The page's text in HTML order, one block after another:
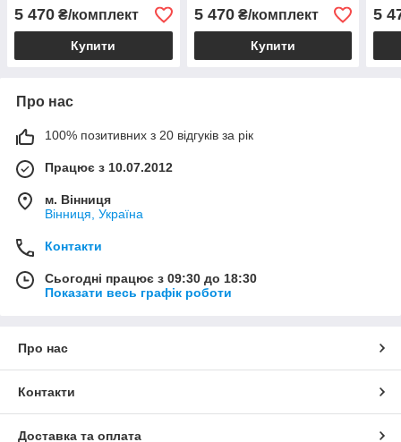
5 470 ₴/комплект
Купити
5 470₴/комплект
Купити
5
Про нас
100% позитивних з 20 відгуків за рік
Працює з 10.07.2012
м. Вінниця
Вінниця, Україна
Контакти
Сьогодні працює з 09:30 до 18:30
Показати весь графік роботи
Про нас
Контакти
Доставка та оплата